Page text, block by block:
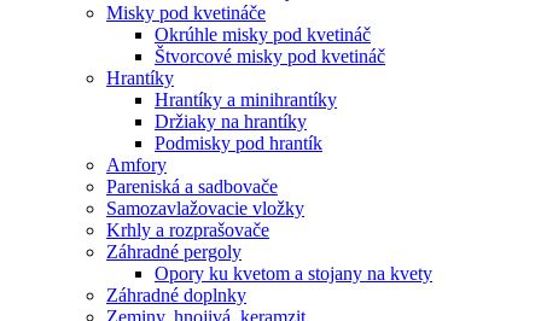
Misky pod kvetináče
Okrúhle misky pod kvetináč
Štvorcové misky pod kvetináč
Hrantíky
Hrantíky a minihrantíky
Držiaky na hrantíky
Podmisky pod hrantík
Amfory
Pareniská a sadbovače
Samozavlažovacie vložky
Krhly a rozprašovače
Záhradné pergoly
Opory ku kvetom a stojany na kvety
Záhradné doplnky
Zeminy, hnojivá, keramzit